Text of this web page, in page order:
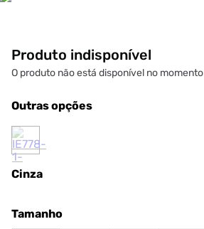
Produto indisponível
O produto não está disponível no momento
Outras opções
Cinza
Tamanho